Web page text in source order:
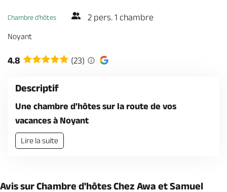
Séjours, cadeaux
Brochures & Cartes Offices de tourisme
Chambre d'hôtes 2 pers. 1 chambre
Noyant
4.8 (23)
Descriptif
Une chambre d'hôtes sur la route de vos
vacances à Noyant
Lire la suite
Avis sur Chambre d'hôtes Chez Awa et Samuel